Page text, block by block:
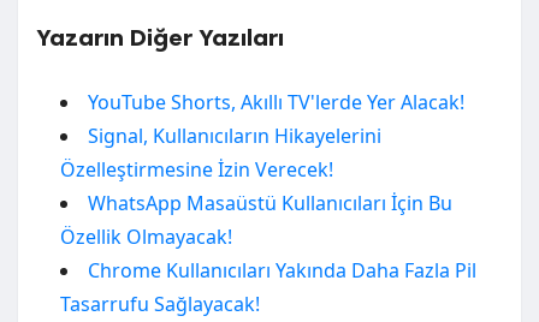
Yazarın Diğer Yazıları
YouTube Shorts, Akıllı TV'lerde Yer Alacak!
Signal, Kullanıcıların Hikayelerini
Özelleştirmesine İzin Verecek!
WhatsApp Masaüstü Kullanıcıları İçin Bu
Özellik Olmayacak!
Chrome Kullanıcıları Yakında Daha Fazla Pil
Tasarrufu Sağlayacak!